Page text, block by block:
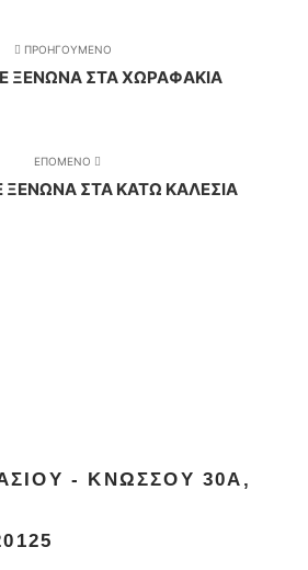
ΠΡΟΗΓΟΥΜΕΝΟ
ΞΕΝΩΝΑ ΣΤΑ ΧΩΡΑΦΑΚΙΑ
ΕΠΟΜΕΝΟ
ΞΕΝΩΝΑ ΣΤΑ ΚΑΤΩ ΚΑΛΕΣΙΑ
- ΚΝΩΣΣΟΥ 30Α,